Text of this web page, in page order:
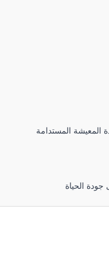
المعيشة المستدامة
جودة الحياة